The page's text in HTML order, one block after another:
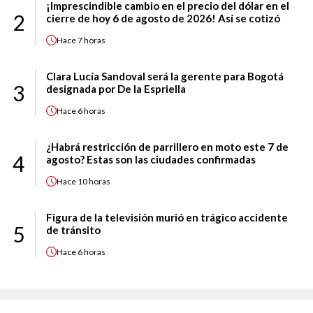
2
¡Imprescindible cambio en el precio del dólar en el
cierre de hoy 6 de agosto de 2026! Así se cotizó
Hace7 horas
3
Clara Lucía Sandoval será la gerente para Bogotá
designada por De la Espriella
Hace 6 horas
4
¿Habrá restricción de parrillero en moto este 7 de
agosto? Estas son las ciudades confirmadas
Hace 10 horas
5
Figura de la televisión murió en trágico accidente
de tránsito
Hace 6 horas